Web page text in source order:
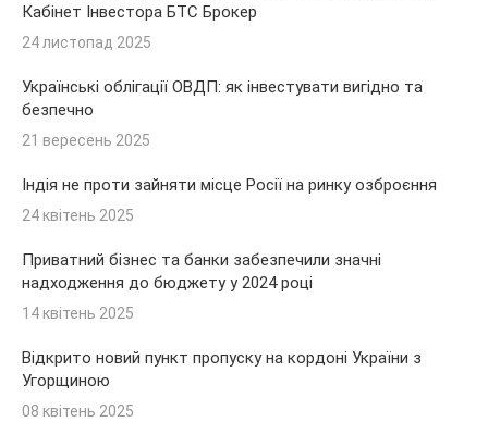
Кабінет Інвестора БТС Брокер
24 листопад 2025
Українські облігації ОВДП: як інвестувати вигідно та
безпечно
21 вересень 2025
Індія не проти зайняти місце Росії на ринку озброєння
24 квітень 2025
Приватний бізнес та банки забезпечили значні
надходження до бюджету у 2024 році
14 квітень 2025
Відкрито новий пункт пропуску на кордоні України з
Угорщиною
08 квітень 2025